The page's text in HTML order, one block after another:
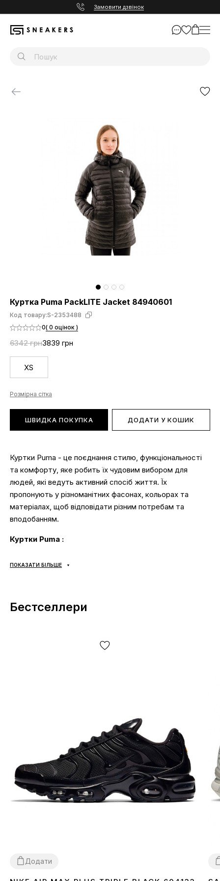
Замовити дзвінок
Куртка Puma PackLITE Jacket 84940601
Код товару:S-2353488
0( 0 оцінок )
6342 грн3839 грн
XS
Розмірна сітка
ШВИДКА ПОКУПКА ДОДАТИ У КОШИК
Куртки Puma - це поєднання стилю, функціональності
та комфорту, яке робить їх чудовим вибором для
людей, які ведуть активний спосіб життя. Їх
пропонують у різноманітних фасонах, кольорах та
матеріалах, щоб відповідати різним потребам та
вподобанням.
Куртки Puma :
різних фасонах, кольорах і розмірах, тому ви
підходить як для чоловіків, так і для жінок. Їх можна
відводять вологу, зігрівають і захищають від вітру та
ПОКАЗАТИ БІЛЬШЕ
Бестселлери
Додати